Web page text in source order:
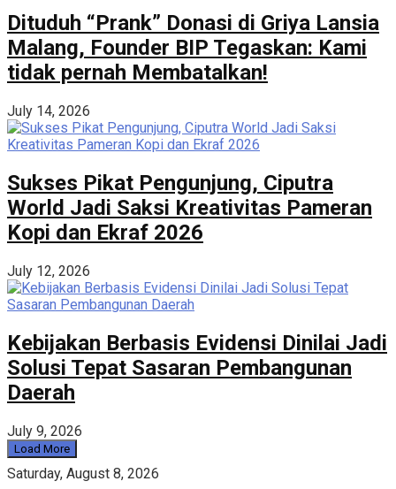
Dituduh “Prank” Donasi di Griya Lansia
Malang, Founder BIP Tegaskan: Kami
tidak pernah Membatalkan!
July 14, 2026
Sukses Pikat Pengunjung, Ciputra
World Jadi Saksi Kreativitas Pameran
Kopi dan Ekraf 2026
July 12, 2026
Kebijakan Berbasis Evidensi Dinilai Jadi
Solusi Tepat Sasaran Pembangunan
Daerah
July 9, 2026
Load More
Saturday, August 8, 2026